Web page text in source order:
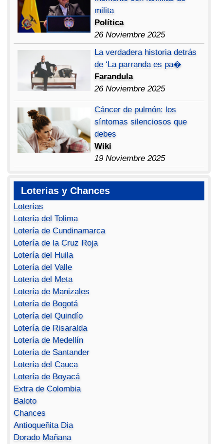
milita
Política
26 Noviembre 2025
La verdadera historia detrás
de ‘La parranda es pa�
Farandula
26 Noviembre 2025
Cáncer de pulmón: los
síntomas silenciosos que
debes
Wiki
19 Noviembre 2025
Loterias y Chances
Loterías
Lotería del Tolima
Lotería de Cundinamarca
Lotería de la Cruz Roja
Lotería del Huila
Lotería del Valle
Lotería del Meta
Lotería de Manizales
Lotería de Bogotá
Lotería del Quindío
Lotería de Risaralda
Lotería de Medellín
Lotería de Santander
Lotería del Cauca
Lotería de Boyacá
Extra de Colombia
Baloto
Chances
Antioqueñita Dia
Dorado Mañana